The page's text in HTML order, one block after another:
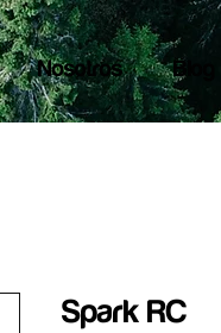
Nosotros Blog
Spark RC